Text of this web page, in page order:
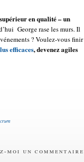
en qualité – un
George rase les murs. Il
? Voulez-vous finir
efficaces, devenez agiles
moi un commentaire